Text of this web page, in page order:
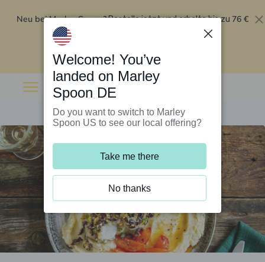
Neu bei Marley Spoon?Bestelle jetzt und erhalte bis zu 76 €
Rabatt auf deine ersten fünf Boxen
Welcome! You’ve
landed on Marley
Spoon DE
Do you want to switch to Marley
Spoon US to see our local offering?
Take me there
No thanks